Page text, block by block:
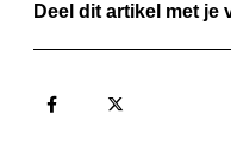
Deel dit artikel met je